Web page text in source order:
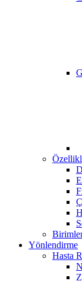
Yönlendirme
Hasta